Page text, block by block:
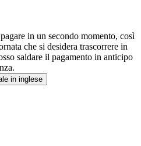
in un secondo momento, così
che si desidera trascorrere in
saldare il pagamento in anticipo
in inglese